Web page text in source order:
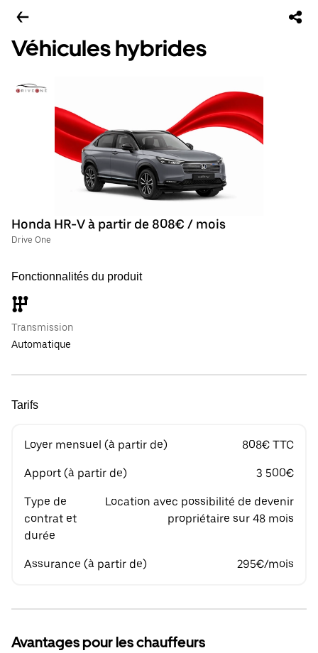
Véhicules hybrides
Honda HR-V à partir de 808€ / mois
Drive One
Fonctionnalités du produit
Transmission
Automatique
Tarifs
Loyer mensuel (à partir de) 808€ TTC
Apport (à partir de) 3 500€
Type de
contrat et
durée
Location avec possibilité de devenir
propriétaire sur 48 mois
Assurance (à partir de) 295€/mois
Avantages pour les chauffeurs